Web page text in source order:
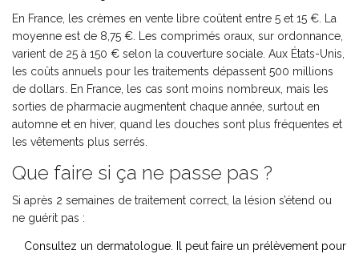
En France, les crèmes en vente libre coûtent entre 5 et 15 €. La
moyenne est de 8,75 €. Les comprimés oraux, sur ordonnance,
varient de 25 à 150 € selon la couverture sociale. Aux États-Unis,
les coûts annuels pour les traitements dépassent 500 millions
de dollars. En France, les cas sont moins nombreux, mais les
sorties de pharmacie augmentent chaque année, surtout en
automne et en hiver, quand les douches sont plus fréquentes et
les vêtements plus serrés.
Que faire si ça ne passe pas ?
Si après 2 semaines de traitement correct, la lésion s’étend ou
ne guérit pas :
Consultez un dermatologue. Il peut faire un prélèvement pour